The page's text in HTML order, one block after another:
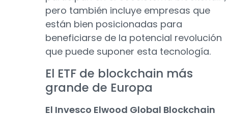
pero también incluye empresas que
están bien posicionadas para
beneficiarse de la potencial revolución
que puede suponer esta tecnología.
El ETF de blockchain más
grande de Europa
El Invesco Elwood Global Blockchain